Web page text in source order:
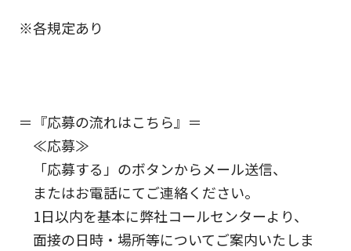
※各規定あり
＝『応募の流れはこちら』＝
≪応募≫
「応募する」のボタンからメール送信、
またはお電話にてご連絡ください。
1日以内を基本に弊社コールセンターより、
面接の日時・場所等についてご案内いたしま